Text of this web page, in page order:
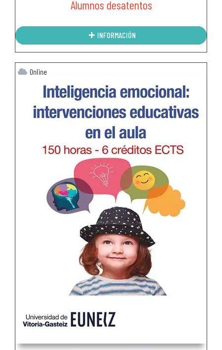
Alumnos desatentos
INFORMACIÓN
Online